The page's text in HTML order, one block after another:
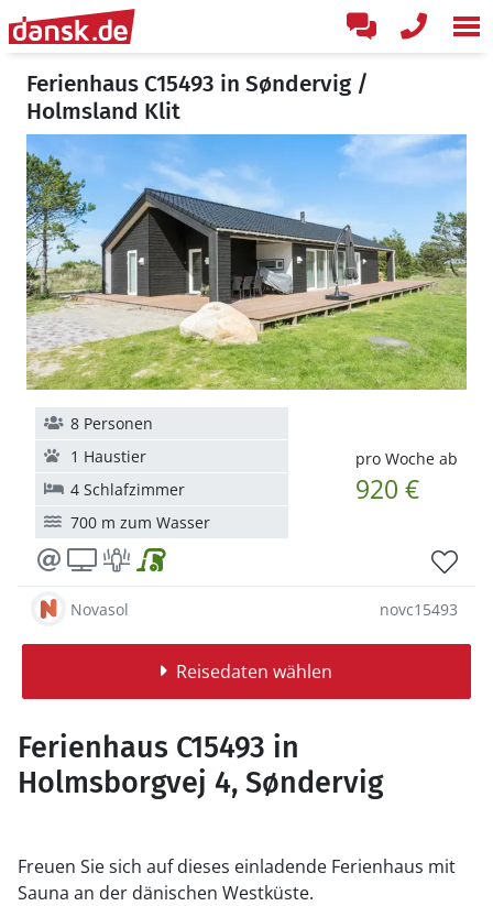
Ferienhaus C15493 in Søndervig /
Holmsland Klit
pro Woche ab
920 €
8 Personen
1 Haustier
4 Schlafzimmer
700 m zum Wasser
Novasol novc15493
Reisedaten wählen
Ferienhaus C15493 in
Holmsborgvej 4, Søndervig
Freuen Sie sich auf dieses einladende Ferienhaus mit
Sauna an der dänischen Westküste.